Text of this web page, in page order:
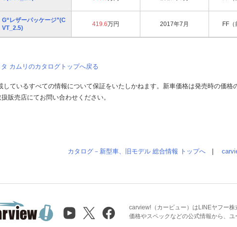
G“レザーパッケージ”(C
VT_2.5)
419.6万円 2017年7月 FF（
タ カムリのカタログトップへ戻る
しているすべての情報について保証をいたしかねます。新車価格は発売時の価
扱販売店にてお問い合わせください。
カタログ－新型車、旧モデル 総合情報 トップへ
carview!（カービュー）はLINEヤフー株
価格やスペックなどの公式情報から、